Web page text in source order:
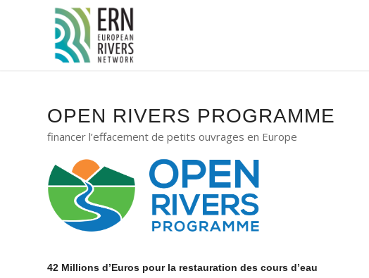
Panneau de gestion des cookies
OPEN RIVERS PROGRAMME
financer l’effacement de petits ouvrages en Europe
42 Millions d’Euros pour la restauration des cours d’eau